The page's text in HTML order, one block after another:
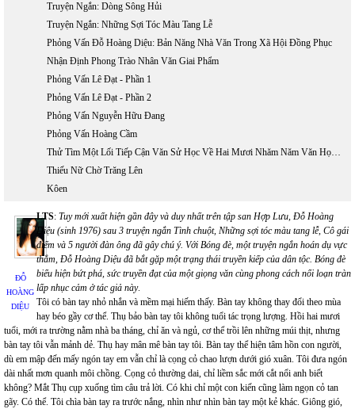
Truyện Ngắn: Dòng Sông Hủi
Truyện Ngắn: Những Sợi Tóc Màu Tang Lễ
Phỏng Vấn Đỗ Hoàng Diệu: Bản Năng Nhà Văn Trong Xã Hội Đồng Phục
Nhận Định Phong Trào Nhân Văn Giai Phẩm
Phỏng Vấn Lê Đạt - Phần 1
Phỏng Vấn Lê Đạt - Phần 2
Phỏng Vấn Nguyễn Hữu Đang
Phỏng Vấn Hoàng Cầm
Thử Tìm Một Lối Tiếp Cận Văn Sử Học Về Hai Mươi Nhăm Năm Văn Học Việt Nam Hải Ngoại 1975 - 2000
Thiếu Nữ Chờ Trăng Lên
Kôen
ĐỖ
HOÀNG
DIỆU
LTS: Tuy mới xuất hiện gần đây và duy nhất trên tập san Hợp Lưu, Đỗ Hoàng
Diệu (sinh 1976) sau 3 truyện ngắn Tình chuột, Những sợi tóc màu tang lễ, Cô gái
điếm và 5 người đàn ông đã gây chú ý. Với Bóng đè, một truyện ngắn hoán dụ vực
thẳm, Đỗ Hoàng Diệu đã bắt gặp một trạng thái truyền kiếp của dân tộc. Bóng đè
biểu hiện bứt phá, sức truyền đạt của một giọng văn cùng phong cách nổi loạn tràn
lấp nhục cảm ở tác giả này.
Tôi có bàn tay nhỏ nhắn và mềm mại hiếm thấy. Bàn tay không thay đổi theo mùa
hay béo gầy cơ thể. Thụ bảo bàn tay tôi không tuổi tác trọng lượng. Hồi hai mươi
tuổi, mới ra trường nằm nhà ba tháng, chỉ ăn và ngủ, cơ thể trồi lên những múi thịt, nhưng
bàn tay tôi vẫn mảnh dẻ. Thụ hay mân mê bàn tay tôi. Bàn tay thể hiện tâm hồn con người,
dù em mập đến mấy ngón tay em vẫn chỉ là cọng cỏ chao lượn dưới gió xuân. Tôi đưa ngón
dài nhất mơn quanh môi chồng. Cọng cỏ thường dai, chỉ liềm sắc mới cắt nổi anh biết
không? Mắt Thụ cụp xuống tìm câu trả lời. Có khi chỉ một con kiến cũng làm ngọn cỏ tan
gãy. Có thể. Tôi chìa bàn tay ra trước nắng, nhìn như nhìn bàn tay một kẻ khác. Giông gió,